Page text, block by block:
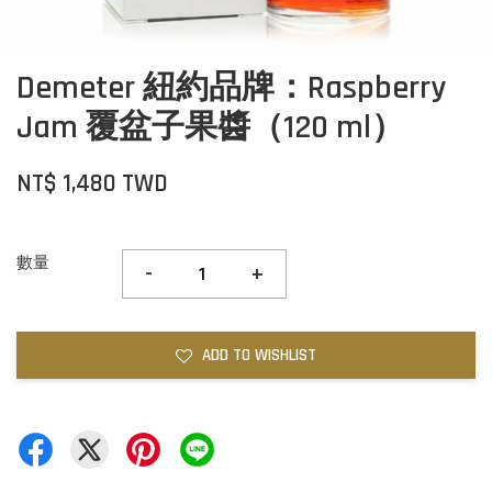
Demeter 紐約品牌：Raspberry
Jam 覆盆子果醬（120 ml）
NT$ 1,480 TWD
數量 - +
ADD TO WISHLIST